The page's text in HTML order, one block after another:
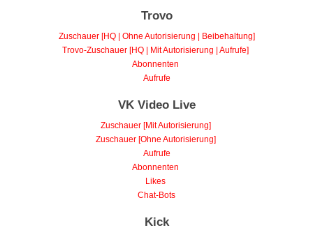
Trovo
Zuschauer [HQ | Ohne Autorisierung | Beibehaltung]
Trovo-Zuschauer [HQ | Mit Autorisierung | Aufrufe]
Abonnenten
Aufrufe
VK Video Live
Zuschauer [Mit Autorisierung]
Zuschauer [Ohne Autorisierung]
Aufrufe
Abonnenten
Likes
Chat-Bots
Kick